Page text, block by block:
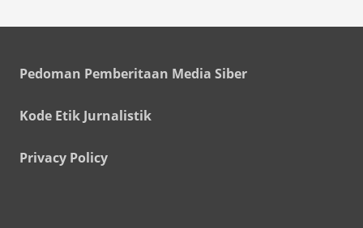
Pedoman Pemberitaan Media Siber
Kode Etik Jurnalistik
Privacy Policy